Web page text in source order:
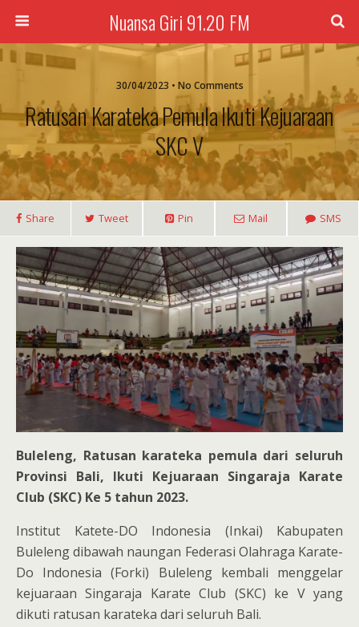
Nuansa Giri 91.20 FM
30/04/2023 • No Comments
Ratusan Karateka Pemula Ikuti Kejuaraan
SKC V
Share Tweet Pin Mail SMS
Buleleng, Ratusan karateka pemula dari seluruh
Provinsi Bali, Ikuti Kejuaraan Singaraja Karate
Club (SKC) Ke 5 tahun 2023.
Institut Katete-DO Indonesia (Inkai) Kabupaten
Buleleng dibawah naungan Federasi Olahraga Karate-
Do Indonesia (Forki) Buleleng kembali menggelar
kejuaraan Singaraja Karate Club (SKC) ke V yang
dikuti ratusan karateka dari seluruh Bali.